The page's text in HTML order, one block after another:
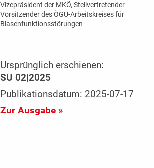
Vizepräsident der MKÖ, Stellvertretender
Vorsitzender des ÖGU-Arbeitskreises für
Blasenfunktionsstörungen
Ursprünglich erschienen:
SU 02|2025
Publikationsdatum: 2025-07-17
Zur Ausgabe »